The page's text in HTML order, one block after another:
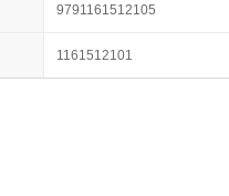
9791161512105
1161512101